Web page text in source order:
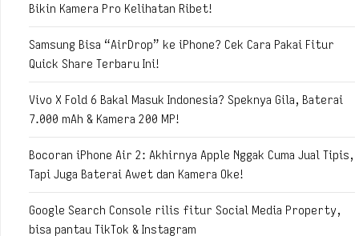
Bikin Kamera Pro Kelihatan Ribet!
Samsung Bisa “AirDrop” ke iPhone? Cek Cara Pakai Fitur
Quick Share Terbaru Ini!
Vivo X Fold 6 Bakal Masuk Indonesia? Speknya Gila, Baterai
7.000 mAh & Kamera 200 MP!
Bocoran iPhone Air 2: Akhirnya Apple Nggak Cuma Jual Tipis,
Tapi Juga Baterai Awet dan Kamera Oke!
Google Search Console rilis fitur Social Media Property,
bisa pantau TikTok & Instagram